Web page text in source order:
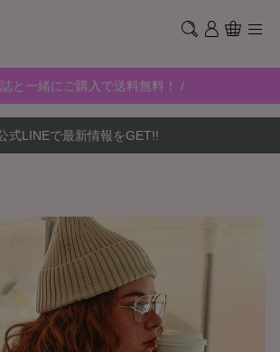
と一緒にご購入で送料無料！ /
式LINEで最新情報をGET!!